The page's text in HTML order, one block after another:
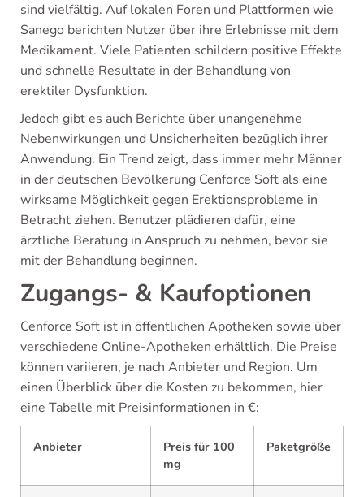
sind vielfältig. Auf lokalen Foren und Plattformen wie
Sanego berichten Nutzer über ihre Erlebnisse mit dem
Medikament. Viele Patienten schildern positive Effekte
und schnelle Resultate in der Behandlung von
erektiler Dysfunktion.
Jedoch gibt es auch Berichte über unangenehme
Nebenwirkungen und Unsicherheiten bezüglich ihrer
Anwendung. Ein Trend zeigt, dass immer mehr Männer
in der deutschen Bevölkerung Cenforce Soft als eine
wirksame Möglichkeit gegen Erektionsprobleme in
Betracht ziehen. Benutzer plädieren dafür, eine
ärztliche Beratung in Anspruch zu nehmen, bevor sie
mit der Behandlung beginnen.
Zugangs- & Kaufoptionen
Cenforce Soft ist in öffentlichen Apotheken sowie über
verschiedene Online-Apotheken erhältlich. Die Preise
können variieren, je nach Anbieter und Region. Um
einen Überblick über die Kosten zu bekommen, hier
eine Tabelle mit Preisinformationen in €:
Anbieter
Preis für 100
mg
Paketgröße